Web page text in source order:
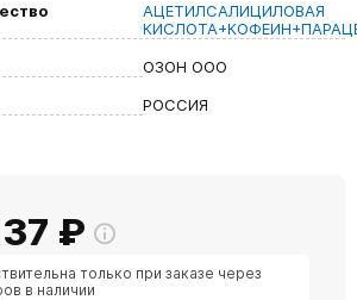
АЦЕТИЛСАЛИЦИЛОВАЯ
ОЗОН ООО
РОССИЯ
₽
только при заказе через
в наличии